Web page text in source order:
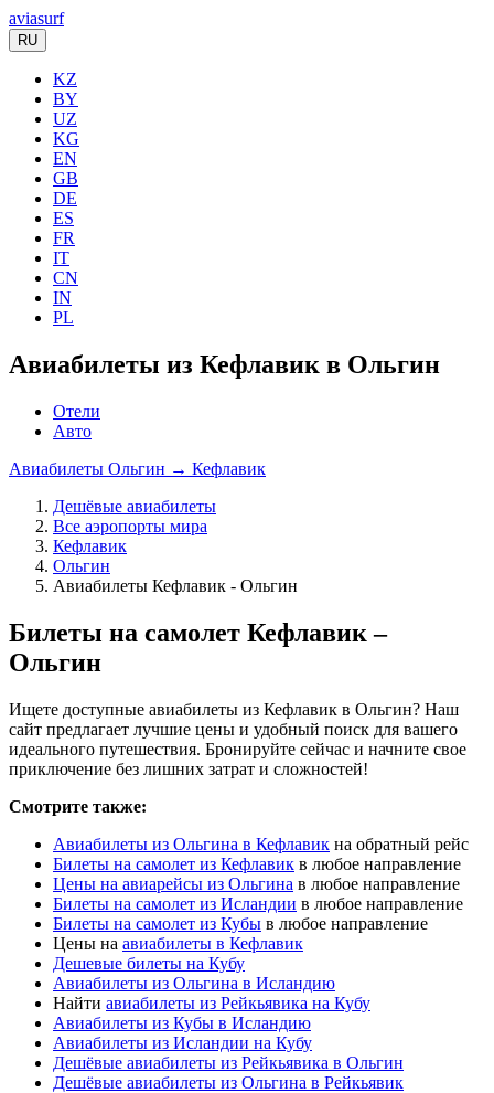
aviasurf
RU
KZ
BY
UZ
KG
EN
GB
DE
ES
FR
IT
CN
IN
PL
Авиабилеты из Кефлавик в Ольгин
Отели
Авто
Авиабилеты Ольгин → Кефлавик
Дешёвые авиабилеты
Все аэропорты мира
Кефлавик
Ольгин
Авиабилеты Кефлавик - Ольгин
Билеты на самолет Кефлавик –
Ольгин
Ищете доступные авиабилеты из Кефлавик в Ольгин? Наш
сайт предлагает лучшие цены и удобный поиск для вашего
идеального путешествия. Бронируйте сейчас и начните свое
приключение без лишних затрат и сложностей!
Смотрите также:
Авиабилеты из Ольгина в Кефлавик на обратный рейс
Билеты на самолет из Кефлавик в любое направление
Цены на авиарейсы из Ольгина в любое направление
Билеты на самолет из Исландии в любое направление
Билеты на самолет из Кубы в любое направление
Цены на авиабилеты в Кефлавик
Дешевые билеты на Кубу
Авиабилеты из Ольгина в Исландию
Найти авиабилеты из Рейкьявика на Кубу
Авиабилеты из Кубы в Исландию
Авиабилеты из Исландии на Кубу
Дешёвые авиабилеты из Рейкьявика в Ольгин
Дешёвые авиабилеты из Ольгина в Рейкьявик